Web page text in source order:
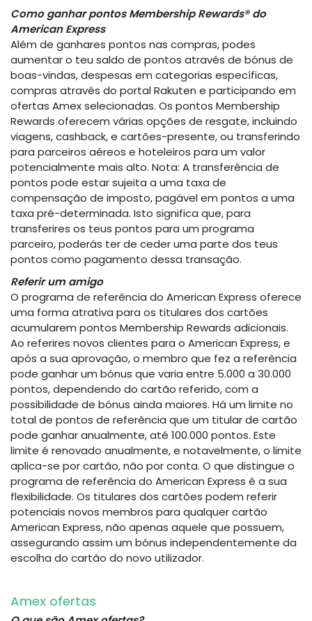
Como ganhar pontos Membership Rewards® do
American Express
Além de ganhares pontos nas compras, podes
aumentar o teu saldo de pontos através de bónus de
boas-vindas, despesas em categorias específicas,
compras através do portal Rakuten e participando em
ofertas Amex selecionadas. Os pontos Membership
Rewards oferecem várias opções de resgate, incluindo
viagens, cashback, e cartões-presente, ou transferindo
para parceiros aéreos e hoteleiros para um valor
potencialmente mais alto. Nota: A transferência de
pontos pode estar sujeita a uma taxa de
compensação de imposto, pagável em pontos a uma
taxa pré-determinada. Isto significa que, para
transferires os teus pontos para um programa
parceiro, poderás ter de ceder uma parte dos teus
pontos como pagamento dessa transação.
Referir um amigo
O programa de referência do American Express oferece
uma forma atrativa para os titulares dos cartões
acumularem pontos Membership Rewards adicionais.
Ao referires novos clientes para o American Express, e
após a sua aprovação, o membro que fez a referência
pode ganhar um bónus que varia entre 5.000 a 30.000
pontos, dependendo do cartão referido, com a
possibilidade de bónus ainda maiores. Há um limite no
total de pontos de referência que um titular de cartão
pode ganhar anualmente, até 100.000 pontos. Este
limite é renovado anualmente, e notavelmente, o limite
aplica-se por cartão, não por conta. O que distingue o
programa de referência do American Express é a sua
flexibilidade. Os titulares dos cartões podem referir
potenciais novos membros para qualquer cartão
American Express, não apenas aquele que possuem,
assegurando assim um bónus independentemente da
escolha do cartão do novo utilizador.
Amex ofertas